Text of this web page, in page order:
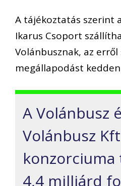
A tájékoztatás szerint
Ikarus Csoport
Volánbusznak, az erről
megállapodást
A Volánbusz
Volánbusz
4,4 milliárd